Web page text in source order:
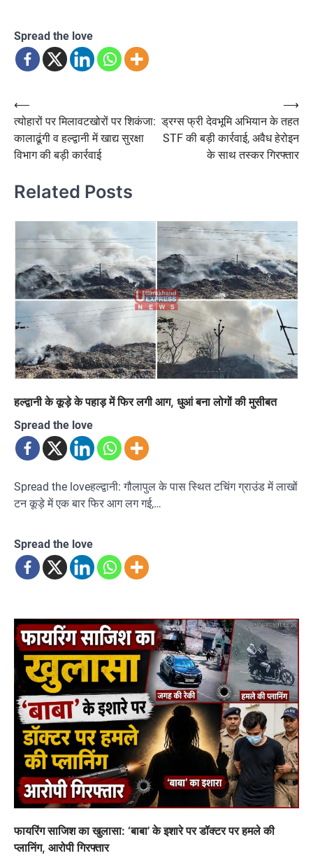
Spread the love
Post
navigation
⟵
त्योहारों पर मिलावटखोरों पर शिकंजा:
कालाढूंगी व हल्द्वानी में खाद्य सुरक्षा
विभाग की बड़ी कार्रवाई
ड्रग्स फ्री देवभूमि अभियान के तहत
STF की बड़ी कार्रवाई, अवैध हेरोइन
के साथ तस्कर गिरफ्तार
⟶
Related Posts
हल्द्वानी के कूड़े के पहाड़ में फिर लगी आग, धुआं बना लोगों की मुसीबत
Spread the love
Spread the loveहल्द्वानी: गौलापुल के पास स्थित टचिंग ग्राउंड में लाखों
टन कूड़े में एक बार फिर आग लग गई,…
Spread the love
फायरिंग साजिश का खुलासा: ‘बाबा’ के इशारे पर डॉक्टर पर हमले की
प्लानिंग, आरोपी गिरफ्तार